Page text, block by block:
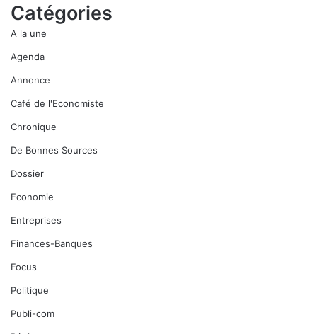
Catégories
A la une
Agenda
Annonce
Café de l'Economiste
Chronique
De Bonnes Sources
Dossier
Economie
Entreprises
Finances-Banques
Focus
Politique
Publi-com